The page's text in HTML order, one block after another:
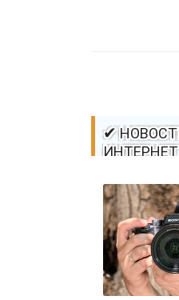
✔ НОВОСТИ МИРА
ИНТЕРНЕТ